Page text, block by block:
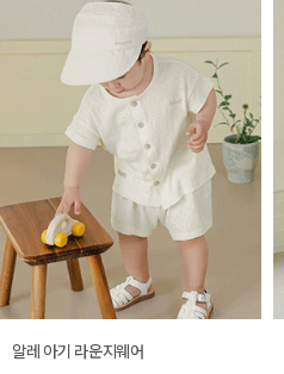
알레 아기 라운지웨어